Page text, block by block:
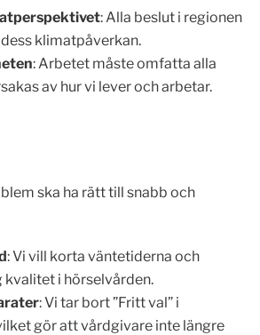
: Alla beslut i regionen
klimatpåverkan.
: Arbetet måste omfatta alla
av hur vi lever och arbetar.
ska ha rätt till snabb och
: Vi vill korta väntetiderna och
kvalitet i hörselvården.
: Vi tar bort ”Fritt val” i
gör att vårdgivare inte längre